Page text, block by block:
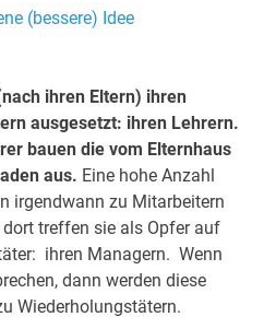
ihren Eltern) ihren
ausgesetzt: ihren Lehrern.
bauen die vom Elternhaus
aus. Eine hohe Anzahl
irgendwann zu Mitarbeitern
dort treffen sie als Opfer auf
ihren Managern. Wenn
dann werden diese
Wiederholungstätern.